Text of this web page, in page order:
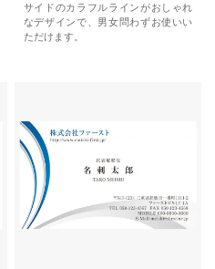
サイドのカラフルラインがおしゃれ
なデザインで、男女問わずお使いい
ただけます。